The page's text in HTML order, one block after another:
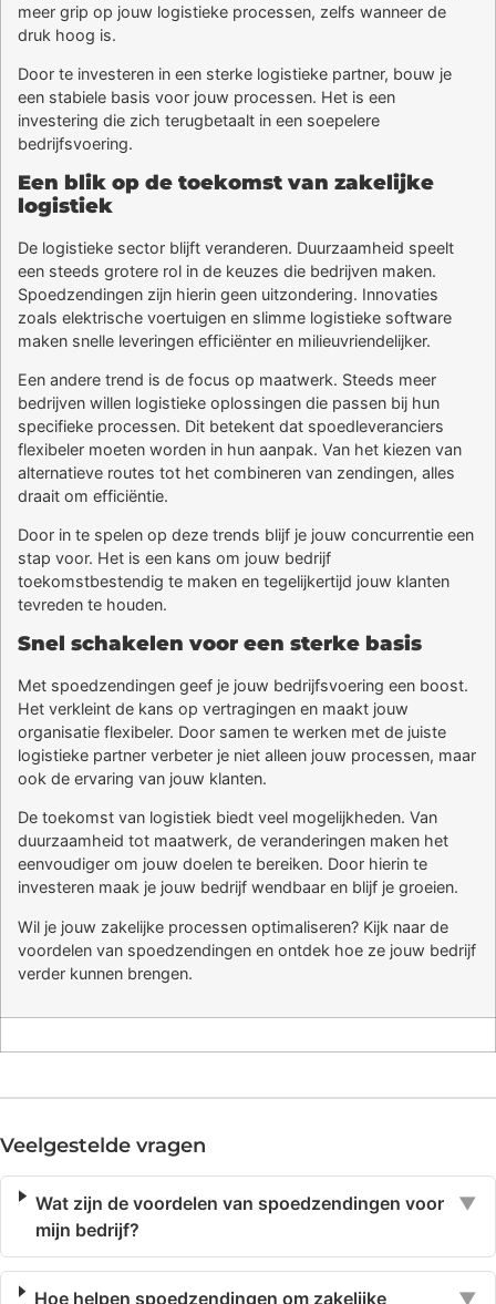
meer grip op jouw logistieke processen, zelfs wanneer de
druk hoog is.
Door te investeren in een sterke logistieke partner, bouw je
een stabiele basis voor jouw processen. Het is een
investering die zich terugbetaalt in een soepelere
bedrijfsvoering.
Een blik op de toekomst van zakelijke
logistiek
De logistieke sector blijft veranderen. Duurzaamheid speelt
een steeds grotere rol in de keuzes die bedrijven maken.
Spoedzendingen zijn hierin geen uitzondering. Innovaties
zoals elektrische voertuigen en slimme logistieke software
maken snelle leveringen efficiënter en milieuvriendelijker.
Een andere trend is de focus op maatwerk. Steeds meer
bedrijven willen logistieke oplossingen die passen bij hun
specifieke processen. Dit betekent dat spoedleveranciers
flexibeler moeten worden in hun aanpak. Van het kiezen van
alternatieve routes tot het combineren van zendingen, alles
draait om efficiëntie.
Door in te spelen op deze trends blijf je jouw concurrentie een
stap voor. Het is een kans om jouw bedrijf
toekomstbestendig te maken en tegelijkertijd jouw klanten
tevreden te houden.
Snel schakelen voor een sterke basis
Met spoedzendingen geef je jouw bedrijfsvoering een boost.
Het verkleint de kans op vertragingen en maakt jouw
organisatie flexibeler. Door samen te werken met de juiste
logistieke partner verbeter je niet alleen jouw processen, maar
ook de ervaring van jouw klanten.
De toekomst van logistiek biedt veel mogelijkheden. Van
duurzaamheid tot maatwerk, de veranderingen maken het
eenvoudiger om jouw doelen te bereiken. Door hierin te
investeren maak je jouw bedrijf wendbaar en blijf je groeien.
Wil je jouw zakelijke processen optimaliseren? Kijk naar de
voordelen van spoedzendingen en ontdek hoe ze jouw bedrijf
verder kunnen brengen.
Veelgestelde vragen
Wat zijn de voordelen van spoedzendingen voor
mijn bedrijf?
▼
Hoe helpen spoedzendingen om zakelijke ▼